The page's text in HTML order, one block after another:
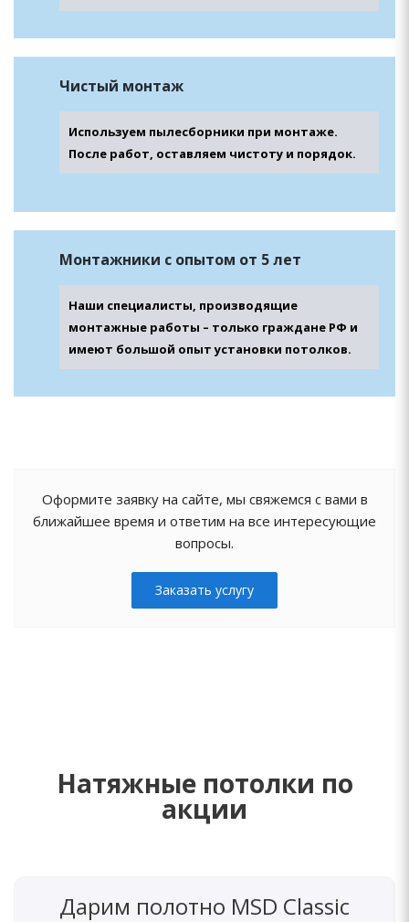
Чистый монтаж
Используем пылесборники при монтаже.
После работ, оставляем чистоту и порядок.
Монтажники с опытом от 5 лет
Наши специалисты, производящие
монтажные работы – только граждане РФ и
имеют большой опыт установки потолков.
Оформите заявку на сайте, мы свяжемся с вами в
ближайшее время и ответим на все интересующие
вопросы.
Заказать услугу
Натяжные потолки по
акции
Дарим полотно MSD Classic